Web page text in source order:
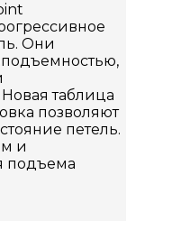
Они
таблица
позволяют
петель.
и
подъема